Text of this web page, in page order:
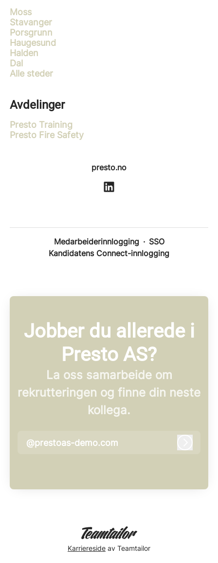
Moss
Stavanger
Porsgrunn
Haugesund
Halden
Dal
Alle steder
Avdelinger
Presto Training
Presto Fire Safety
presto.no
Medarbeiderinnlogging · SSO
Kandidatens Connect-innlogging
Jobber du allerede i
Presto AS?
La oss samarbeide om
rekrutteringen og finne din neste
kollega.
@prestoas-demo.com
Karriereside av Teamtailor